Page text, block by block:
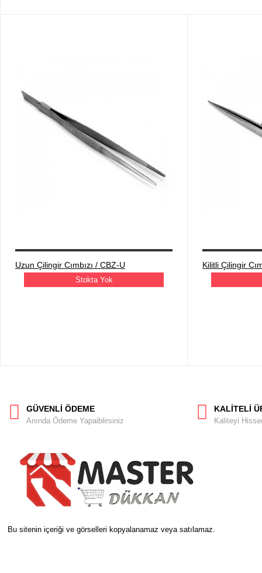
Uzun Çilingir Cımbızı / CBZ-U
Stokta Yok
Kilitli Çilingir
GÜVENLİ ÖDEME
Anında Ödeme Yapaiblirsiniz
KALİTELİ
Kaliteyi
Bu sitenin içeriği ve görselleri kopyalanamaz veya satılamaz.